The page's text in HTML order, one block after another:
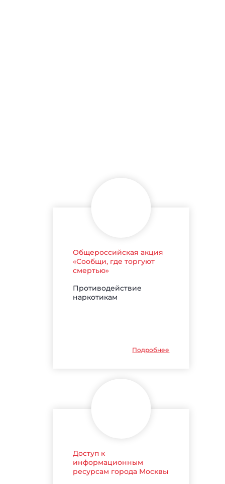
Общероссийская акция
«Сообщи, где торгуют
смертью»
Противодействие
наркотикам
Подробнее
Доступ к
информационным
ресурсам города Москвы